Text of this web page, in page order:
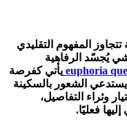
المفهوم التقليدي
يُجسّد الرفاهية
euphoria يأتي كفرصة
يستدعي الشعور بالسكينة
وثراء التفاصيل،
فعليًا.